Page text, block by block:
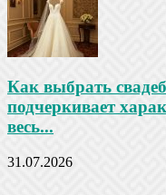
Как выбрать
подчеркивает
весь...
31.07.2026